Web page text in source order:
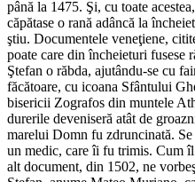
până la 1475. Şi, cu toate
căpătase o rană adâncă la
ştiu. Documentele veneţiene,
poate care din încheieturi fusese
Ştefan o răbda, ajutându-se cu
făcătoare, cu icoana Sfântului
bisericii Zografos din muntele
durerile deveniseră atât de
marelui Domn fu zdruncinată.
un medic, care îi fu trimis. Cum
alt document, din 1502, ne